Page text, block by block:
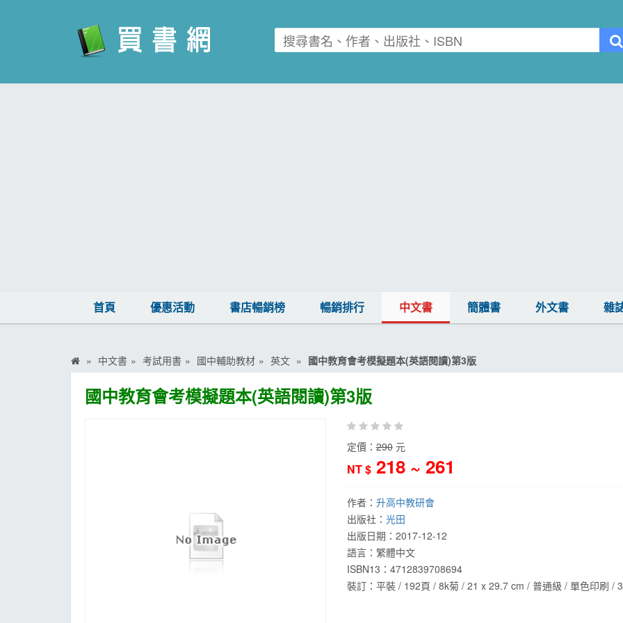
首頁 優惠活動 書店暢銷榜 暢銷排行 中文書 簡體書 外文書 雜
中文書 考試用書 國中輔助教材 英文 國中教育會考模擬題本(英語閱讀)第3版
國中教育會考模擬題本(英語閱讀)第3版
定價：290元
NT $218 ~ 261
作者： 升高中教研會
出版社： 光田
出版日期： 2017-12-12
語言： 繁體中文
ISBN13： 4712839708694
裝訂：平裝 / 192頁 / 8k菊 / 21 x 29.7 cm / 普通級 / 單色印刷 /
MOOK